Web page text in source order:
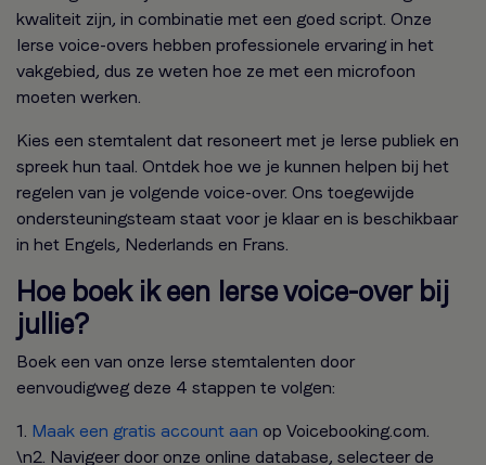
kwaliteit zijn, in combinatie met een goed script. Onze
Ierse voice-overs hebben professionele ervaring in het
vakgebied, dus ze weten hoe ze met een microfoon
moeten werken.
Kies een stemtalent dat resoneert met je Ierse publiek en
spreek hun taal. Ontdek hoe we je kunnen helpen bij het
regelen van je volgende voice-over. Ons toegewijde
ondersteuningsteam staat voor je klaar en is beschikbaar
in het Engels, Nederlands en Frans.
Hoe boek ik een Ierse voice-over bij
jullie?
Boek een van onze Ierse stemtalenten door
eenvoudigweg deze 4 stappen te volgen:
1. Maak een gratis account aan op Voicebooking.com.
\n2. Navigeer door onze online database, selecteer de